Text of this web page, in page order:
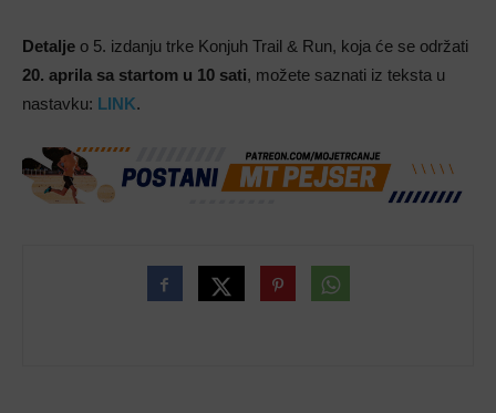
Detalje o 5. izdanju trke Konjuh Trail & Run, koja će se održati
20. aprila sa startom u 10 sati, možete saznati iz teksta u
nastavku: LINK.